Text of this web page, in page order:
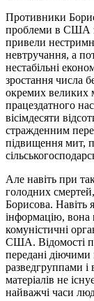
Противники
проблеми в США
привели
невтручання, а
нестабільні
зростання числа
окремих великих
працездатного
вісімдесяти
стражденним
підвищення мит,
Але навіть при
голодних
Борисова. Навіть
інформацію, вона
комуністичні
США. Відомості
передані діючими
разведгруппами і
матеріалів не
найважчі часи